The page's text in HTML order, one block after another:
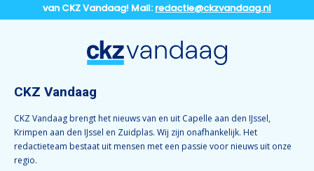
van CKZ Vandaag! Mail: redactie@ckzvandaag.nl
CKZ Vandaag
CKZ Vandaag brengt het nieuws van en uit Capelle aan den IJssel,
Krimpen aan den IJssel en Zuidplas. Wij zijn onafhankelijk. Het
redactieteam bestaat uit mensen met een passie voor nieuws uit onze
regio.